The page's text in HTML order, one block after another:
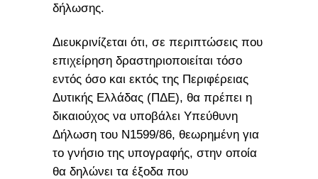
δήλωσης.
Διευκρινίζεται ότι, σε περιπτώσεις που
επιχείρηση δραστηριοποιείται τόσο
εντός όσο και εκτός της Περιφέρειας
Δυτικής Ελλάδας (ΠΔΕ), θα πρέπει η
δικαιούχος να υποβάλει Υπεύθυνη
Δήλωση του Ν1599/86, θεωρημένη για
το γνήσιο της υπογραφής, στην οποία
θα δηλώνει τα έξοδα που